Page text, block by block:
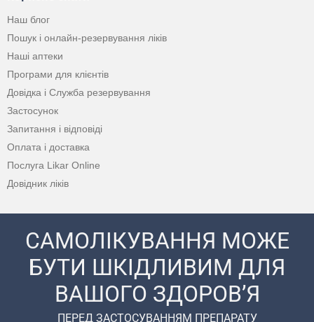
Наш блог
Пошук і онлайн-резервування ліків
Наші аптеки
Програми для клієнтів
Довідка і Служба резервування
Застосунок
Запитання і відповіді
Оплата і доставка
Послуга Likar Online
Довідник ліків
САМОЛІКУВАННЯ МОЖЕ
БУТИ ШКІДЛИВИМ ДЛЯ
ВАШОГО ЗДОРОВ’Я
ПЕРЕД ЗАСТОСУВАННЯМ ПРЕПАРАТУ